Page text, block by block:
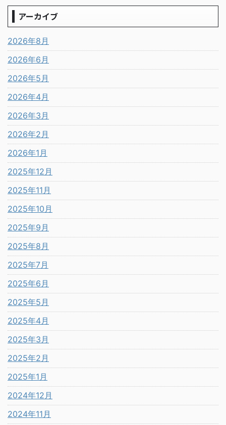
アーカイブ
2026年8月
2026年6月
2026年5月
2026年4月
2026年3月
2026年2月
2026年1月
2025年12月
2025年11月
2025年10月
2025年9月
2025年8月
2025年7月
2025年6月
2025年5月
2025年4月
2025年3月
2025年2月
2025年1月
2024年12月
2024年11月